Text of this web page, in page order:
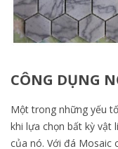
CÔNG DỤNG
Một trong những yếu
khi lựa chọn bất kỳ vật
của nó. Với đá Mosaic